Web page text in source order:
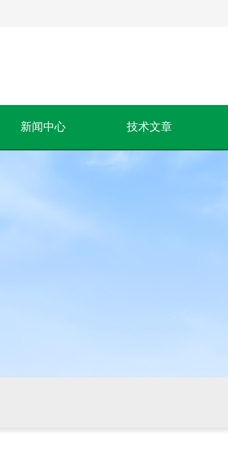
新闻中心 技术文章